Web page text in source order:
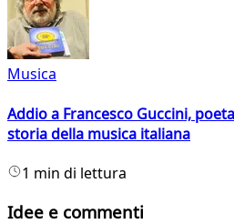
Musica
Addio a Francesco Guccini,
storia della musica italiana
1 min di lettura
Idee e commenti